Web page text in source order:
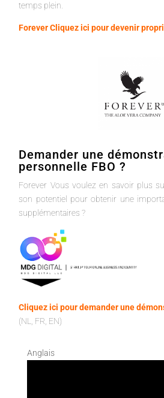
temps plein.
Forever Cliquez ici pour devenir
Demander une
personnelle FBO ?
Forever Vous voulez en savoir plus
son potentiel pour obtenir une
supplémentaires ?
Cliquez ici pour demander une
(NL, FR, EN)
Anglais